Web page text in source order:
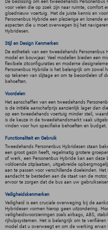
De beslissing om een tweedehands
voor velen die op zoek zijn naar ruimte, comfort
gloednieuw voertuig. Met de juiste kennis en
Personenbus Hybride een plezierige en lonende
aspecten die u moet overwegen bij het
Hybridesen.
Stijl en Design Kenmerken
De esthetiek van een tweedehands
model en bouwjaar. Veel modellen bieden een
flexibele zitconfiguraties en moderne
Personenbus Hybride is het belangrijk om zowel
op tekenen van slijtage en om te beoordelen of
behoeften.
Voordelen
Het aanschaffen van een tweedehands
is de initiële aanschafprijs aanzienlijk lager dan
op een tweedehands voertuig minder steil,
is de keuze in de tweedehandsmarkt vaak
vinden voor hun specifieke behoeften en budget.
Functionaliteit en Gebruik
Tweedehands Personenbus Hybridesen staan
een groot gezin heeft, regelmatig grotere
of werk, een Personenbus Hybride kan aan
voldoende zitplaatsen, uitgebreide
aan te passen voor verschillende doeleinden.
aandacht te besteden aan de staat van de
ervoor te zorgen dat de bus aan uw
Veiligheidskenmerken
Veiligheid is een cruciale overweging bij de
Hybridesen vormen hierop geen uitzondering.
veiligheidsvoorzieningen zoals airbags, ABS,
rijhulpsystemen. Het is belangrijk om te
model dat u overweegt en om de werking ervan